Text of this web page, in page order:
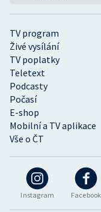
Instagram Facebook
TV program
Živé vysílání
TV poplatky
Teletext
Podcasty
Počasí
E-shop
Mobilní a TV aplikace
Vše o ČT